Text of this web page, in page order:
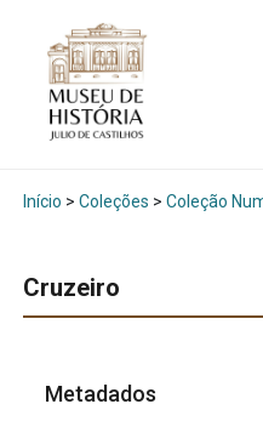
Início > Coleções > Coleção
Cruzeiro
Metadados